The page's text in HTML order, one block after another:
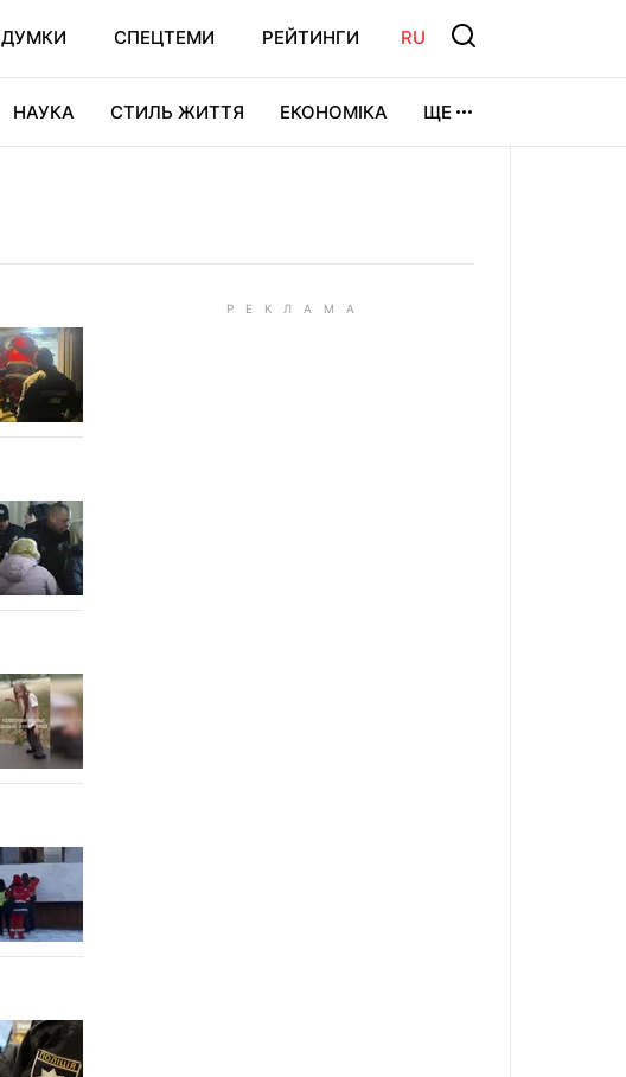
ДУМКИ СПЕЦТЕМИ РЕЙТИНГИ RU
НАУКА СТИЛЬ ЖИТТЯ ЕКОНОМІКА ЩЕ